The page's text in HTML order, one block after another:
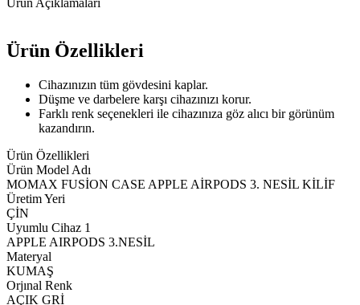
Ürün Özellikleri
Cihazınızın tüm gövdesini kaplar.
Düşme ve darbelere karşı cihazınızı korur.
Farklı renk seçenekleri ile cihazınıza göz alıcı bir görünüm
kazandırın.
Ürün Özellikleri
Ürün Model Adı
MOMAX FUSİON CASE APPLE AİRPODS 3. NESİL KİLİF
Üretim Yeri
ÇİN
Uyumlu Cihaz 1
APPLE AIRPODS 3.NESİL
Materyal
KUMAŞ
Orjınal Renk
AÇIK GRİ